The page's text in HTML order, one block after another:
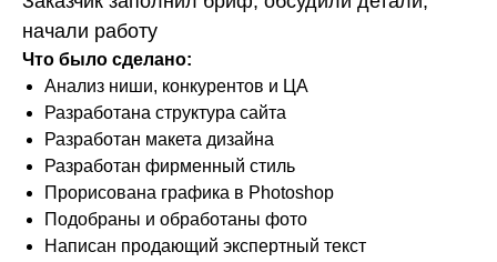
начали работу
Что было сделано:
Анализ ниши, конкурентов и ЦА
Разработана структура сайта
Разработан макета дизайна
Разработан фирменный стиль
Прорисована графика в Photoshop
Подобраны и обработаны фото
Написан продающий экспертный текст